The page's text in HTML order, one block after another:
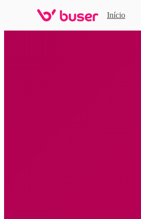
Início
Home